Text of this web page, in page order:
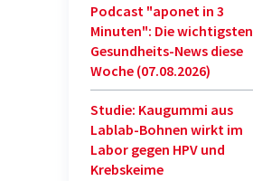
Podcast "aponet in 3
Minuten": Die wichtigsten
Gesundheits-News diese
Woche (07.08.2026)
Studie: Kaugummi aus
Lablab-Bohnen wirkt im
Labor gegen HPV und
Krebskeime